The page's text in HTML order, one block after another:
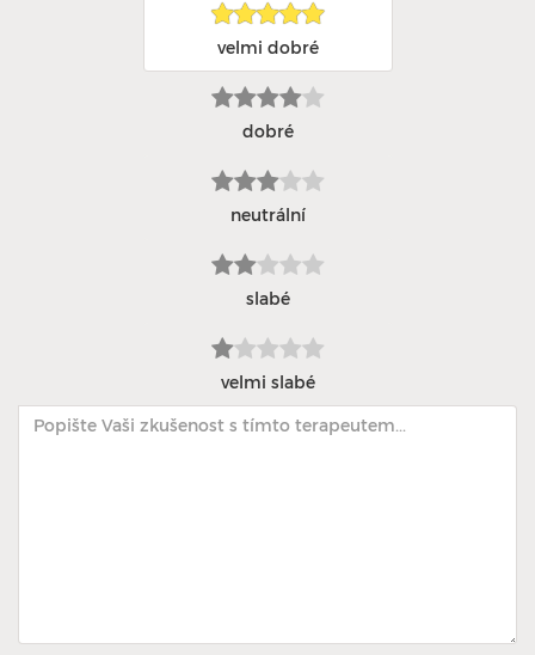
velmi dobré
dobré
neutrální
slabé
velmi slabé